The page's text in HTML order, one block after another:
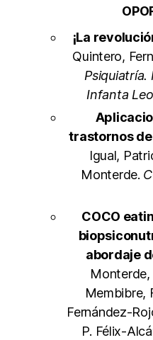
¡La
Quintero,
Psiquiatría.
Infanta
trastornos
Igual,
Monterde.
COCO
abordaje
Monterde,
Membibre,
Fernández-
P. Félix-